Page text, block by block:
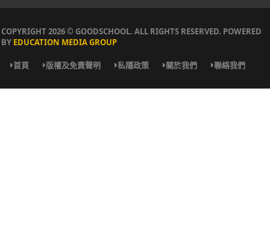
COPYRIGHT 2026 © GOODSCHOOL. ALL RIGHTS RESERVED. POWERED
BY EDUCATION MEDIA GROUP
首頁 版權及免責聲明 私隱政策 關於我們 聯絡我們